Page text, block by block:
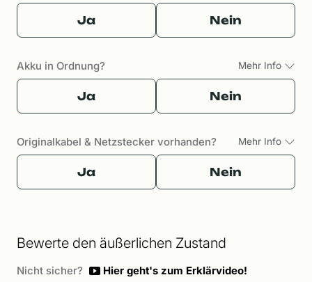
Ja Nein
Akku in Ordnung? Mehr Info
Ja Nein
Originalkabel & Netzstecker vorhanden? Mehr Info
Ja Nein
Bewerte den äußerlichen Zustand
Nicht sicher? Hier geht's zum Erklärvideo!